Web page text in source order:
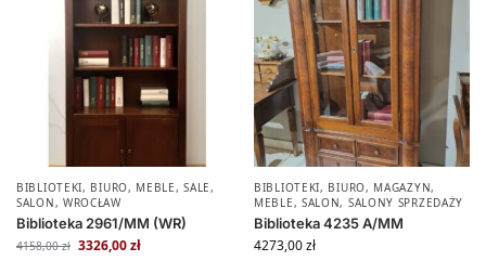
BIBLIOTEKI, BIURO, MEBLE,SALE,
SALON, WROCŁAW
Biblioteka 2961/MM (WR)
4158,00zł 3326,00zł
BIBLIOTEKI, BIURO, MAGAZYN,
MEBLE, SALON, SALONY SPRZEDAŻY
Biblioteka 4235 A/MM
4273,00zł